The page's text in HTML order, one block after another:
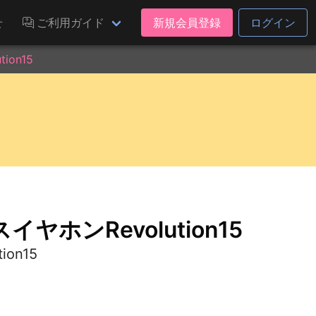
ご利用ガイド 新規会員登録 ログイン
イヤホンRevolution15